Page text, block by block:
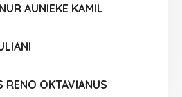
AUNIEKE KAMIL
RENO OKTAVIANUS